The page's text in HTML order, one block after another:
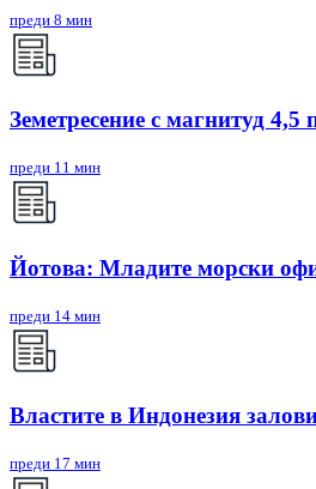
преди 8 мин
Земетресение с магнитуд
преди 11 мин
Йотова: Младите морски
преди 14 мин
Властите в Индонезия
преди 17 мин